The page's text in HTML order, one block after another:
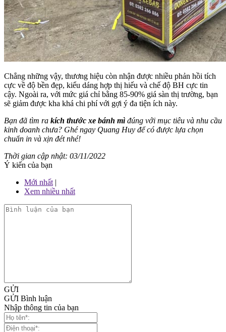
Chẳng những vậy, thương hiệu còn nhận được nhiều phản hồi tích
cực về độ bền đẹp, kiểu dáng hợp thị hiếu và chế độ BH cực tin
cậy. Ngoài ra, với mức giá chỉ bằng 85-90% giá sàn thị trường, bạn
sẽ giảm được kha khá chi phí với gợi ý đa tiện ích này.
Bạn đã tìm ra kích thước xe bánh mì đúng với mục tiêu và nhu cầu
kinh doanh chưa? Ghé ngay Quang Huy để có được lựa chọn
chuẩn in và xịn đét nhé!
Thời gian cập nhật: 03/11/2022
Ý kiến của bạn
Mới nhất |
Xem nhiều nhất
GỬI
GỬI Bình luận
Nhập thông tin của bạn